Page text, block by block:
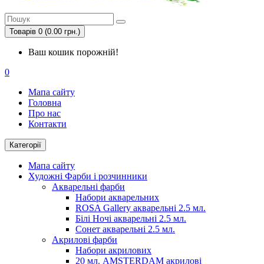
Товарів 0 (0.00 грн.)
Ваш кошик порожній!
0
Мапа сайту
Головна
Про нас
Контакти
Категорії
Мапа сайту
Художні Фарби і розчинники
Акварельні фарби
Набори акварельних
ROSA Gallery акварельні 2.5 мл.
Білі Ночі акварельні 2.5 мл.
Сонет акварельні 2.5 мл.
Акрилові фарби
Набори акрилових
20 мл. AMSTERDAM акрилові